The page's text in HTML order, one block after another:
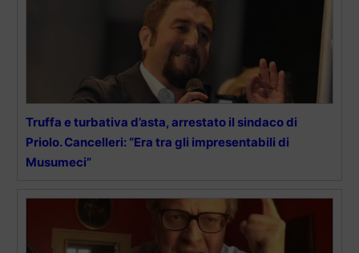
Truffa e turbativa d’asta, arrestato il sindaco di
Priolo. Cancelleri: “Era tra gli impresentabili di
Musumeci”